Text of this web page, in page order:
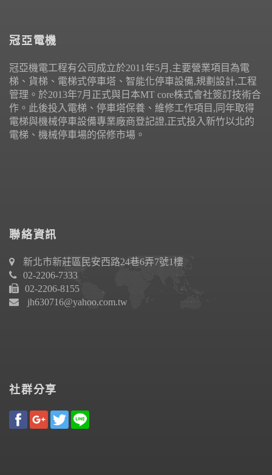
冠亞電機
冠亞機電工程有公司成立於2011年5月,主要營業項目為電
梯、貨梯、電梯式停車塔、智能化停車設備,規劃設計,工程
管理。於2013年7月正式與日本MT core株式會社簽訂技術合
作。此後投入電梯、停車塔保養、維修工作項目,同年取得
電梯與機械停車設備專業廠商登記證,正式投入新竹以北的
電梯、機械停車場的保修市場。
聯絡資訊
新北市新莊區民安西路24巷6弄7號1樓
02-2206-7333
02-2206-8155
jh630716@yahoo.com.tw
社群分享